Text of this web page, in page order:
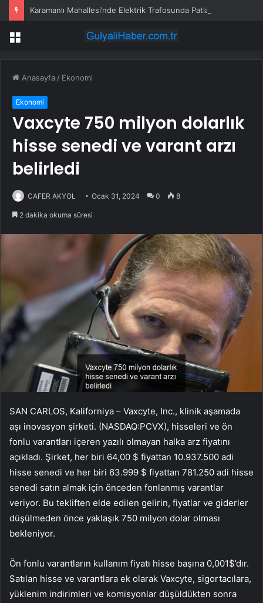
Menü
Anasayfa / Ekonomi
Ekonomi
Vaxcyte 750 milyon dolarlık
hisse senedi ve varant arzı
belirledi
CAFER AKYOL Ocak 31, 2024 0 8
2 dakika okuma süresi
SAN CARLOS, Kaliforniya – Vaxcyte, Inc., klinik aşamada
aşı inovasyon şirketi. (NASDAQ:PCVX), hisseleri ve ön
fonlu varantları içeren yazılı olmayan halka arz fiyatını
açıkladı. Şirket, her biri 64,00 $ fiyattan 10.937.500 adi
hisse senedi ve her biri 63.999 $ fiyattan 781.250 adi hisse
senedi satın almak için önceden fonlanmış varantlar
veriyor. Bu tekliften elde edilen gelirin, fiyatlar ve giderler
düşülmeden önce yaklaşık 750 milyon dolar olması
bekleniyor.
Ön fonlu varantların kullanım fiyatı hisse başına 0,001$’dır.
Satılan hisse ve varantlara ek olarak Vaxcyte, sigortacılara,
yüklenim indirimleri ve komisyonlar düşüldükten sonra